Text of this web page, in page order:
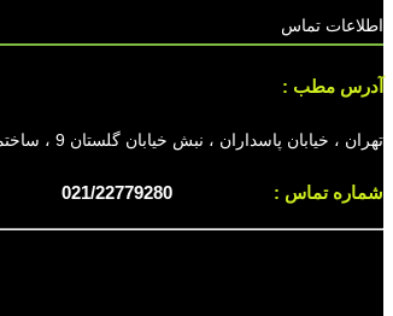
اطلاعات تماس
آدرس مطب :
تهران ، خیابان پاسداران ، نبش خیابان گلستان 9 ، ساختمان پرنس ، واحد 12
شماره تماس :